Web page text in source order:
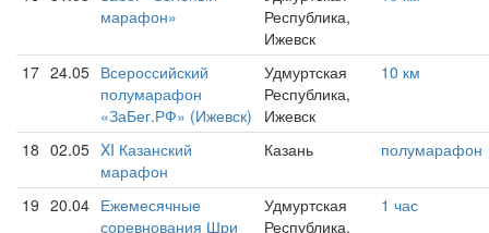
марафон»
Республика,
Ижевск
17 24.05 Всероссийский
полумарафон
«ЗаБег.РФ» (Ижевск)
Удмуртская
Республика,
Ижевск
10 км
18 02.05 XI Казанский
марафон
Казань полумарафон
19 20.04 Ежемесячные
соревнования Шри
Удмуртская
Республика,
1 час